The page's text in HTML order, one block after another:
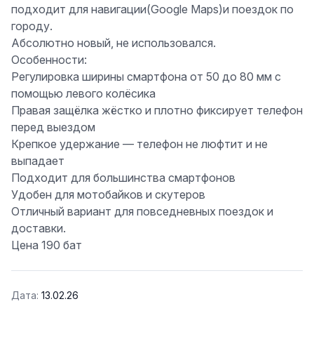
подходит для навигации(Google Maps)и поездок по
городу.
Абсолютно новый, не использовался.
Особенности:
Регулировка ширины смартфона от 50 до 80 мм с
помощью левого колёсика
Правая защёлка жёстко и плотно фиксирует телефон
перед выездом
Крепкое удержание — телефон не люфтит и не
выпадает
Подходит для большинства смартфонов
Удобен для мотобайков и скутеров
Отличный вариант для повседневных поездок и
доставки.
Цена 190 бат
Дата: 13.02.26